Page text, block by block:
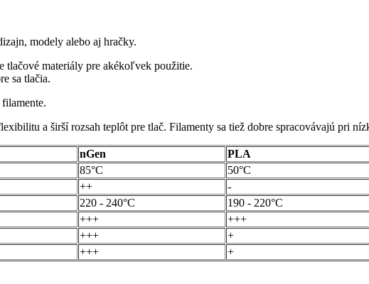
modely alebo aj hračky.
tlačové materiály pre akékoľvek použitie.
sa tlačia.
a širší rozsah teplôt pre tlač. Filamenty sa tiež dobre spracovávajú pri
nGen PLA
85°C 50°C
++ -
220 - 240°C 190 - 220°C
+++ +++
+++ +
+++ +